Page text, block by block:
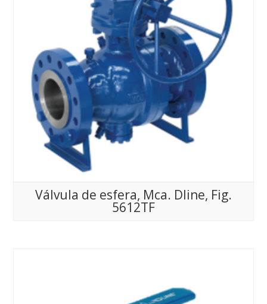
Válvula de esfera, Mca. Dline, Fig.
5612TF